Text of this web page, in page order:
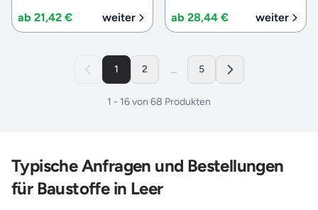
ab 21,42 € weiter ab 28,44 € weiter
1 2 ... 5
1 - 16von 68 Produkten
Typische Anfragen und Bestellungen
für Baustoffe in Leer